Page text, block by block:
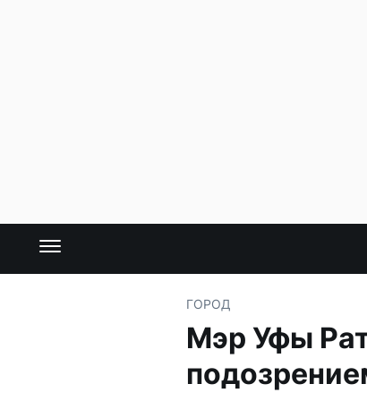
ГОРОД
Мэр Уфы